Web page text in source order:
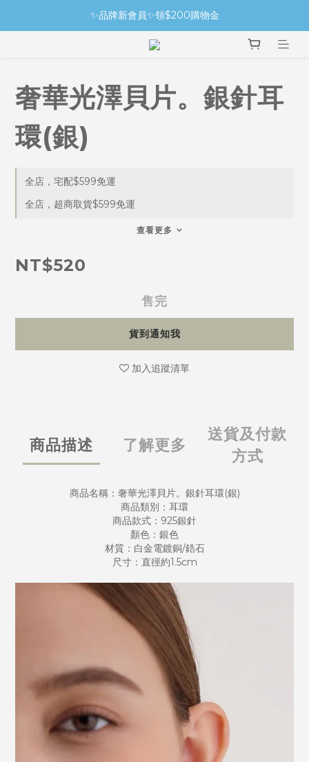
✨品牌新會員✨領$200購物金
奢華光澤貝片。銀針耳
環(銀)
全店，宅配$599免運
全店，超商取貨$599免運
查看更多
NT$520
售完
貨到通知我
加入追蹤清單
商品描述 了解更多
送貨及付款
方式
商品名稱：奢華光澤貝片。銀針耳環(銀)
商品類別：耳環
商品款式：925銀針
顏色：銀色
材質：白金電鍍銅/鋯石
尺寸：直徑約1.5cm